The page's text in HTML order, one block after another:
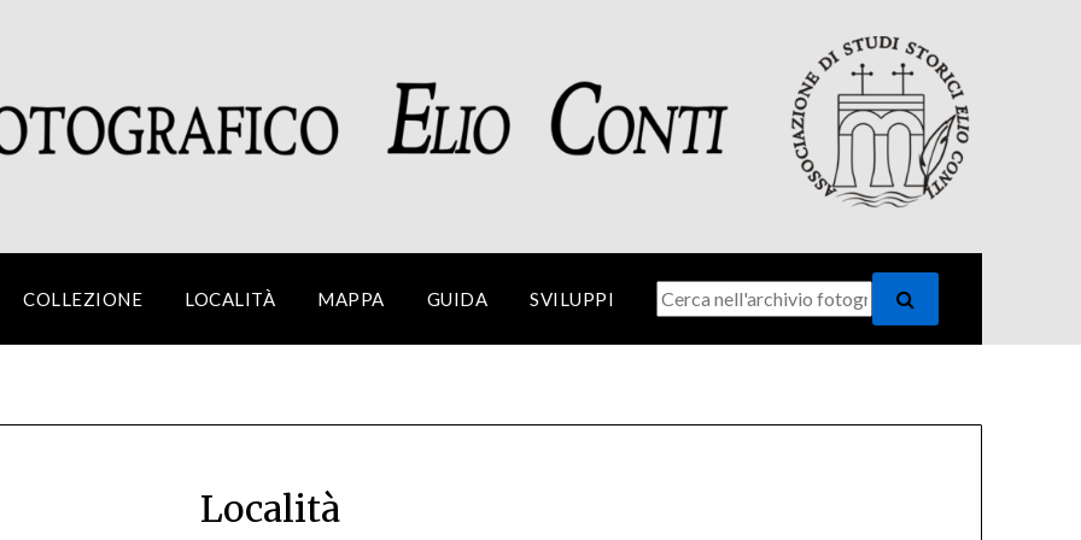
COLLEZIONE LOCALITÀ MAPPA GUIDA SVILUPPI
Località